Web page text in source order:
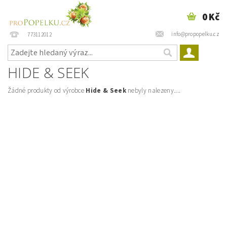
773112012 info@propopelku.cz
0 Kč
HIDE & SEEK
Žádné produkty od výrobce Hide & Seeknebyly nalezeny....